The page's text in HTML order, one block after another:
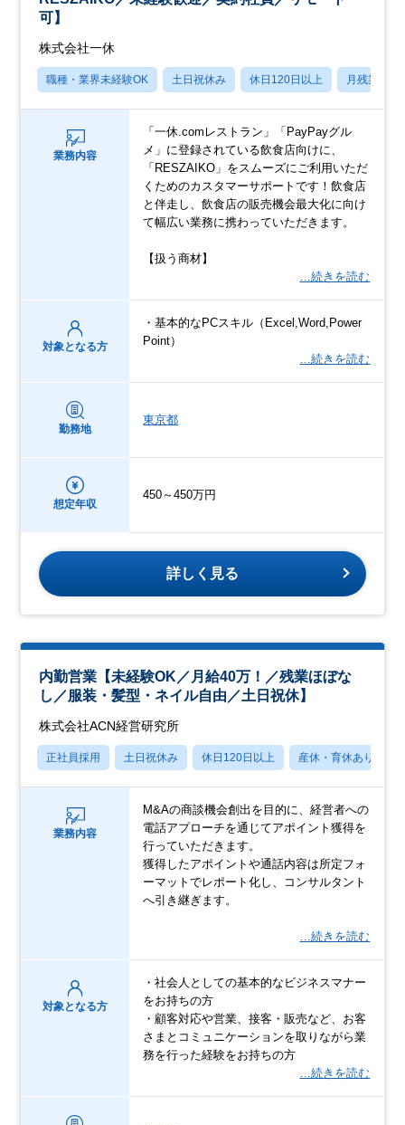
可】
株式会社一休
職種・業界未経験OK 土日祝休み 休日120日以上 月残業20
業務内容
「一休.comレストラン」「PayPayグル
メ」に登録されている飲食店向けに、
「RESZAIKO」をスムーズにご利用いただ
くためのカスタマーサポートです！飲食店
と伴走し、飲食店の販売機会最大化に向け
て幅広い業務に携わっていただきます。
【扱う商材】
…続きを読む
対象となる方
・基本的なPCスキル（Excel,Word,Power
Point）
…続きを読む
勤務地
東京都
想定年収
450～450万円
詳しく見る
内勤営業【未経験OK／月給40万！／残業ほぼな
し／服装・髪型・ネイル自由／土日祝休】
株式会社ACN経営研究所
正社員採用 土日祝休み 休日120日以上 産休・育休あり
業務内容
M&Aの商談機会創出を目的に、経営者への
電話アプローチを通じてアポイント獲得を
行っていただきます。
獲得したアポイントや通話内容は所定フォ
ーマットでレポート化し、コンサルタント
へ引き継ぎます。
…続きを読む
対象となる方
・社会人としての基本的なビジネスマナー
をお持ちの方
・顧客対応や営業、接客・販売など、お客
さまとコミュニケーションを取りながら業
務を行った経験をお持ちの方
…続きを読む